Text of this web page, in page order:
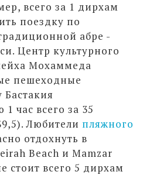
всего за 1 дирхам
поездку по
абре -
Центр культурного
Мохаммеда
пешеходные
час всего за 35
Любители пляжного
отдохнуть в
Beach и Mamzar
стоит всего 5 дирхам